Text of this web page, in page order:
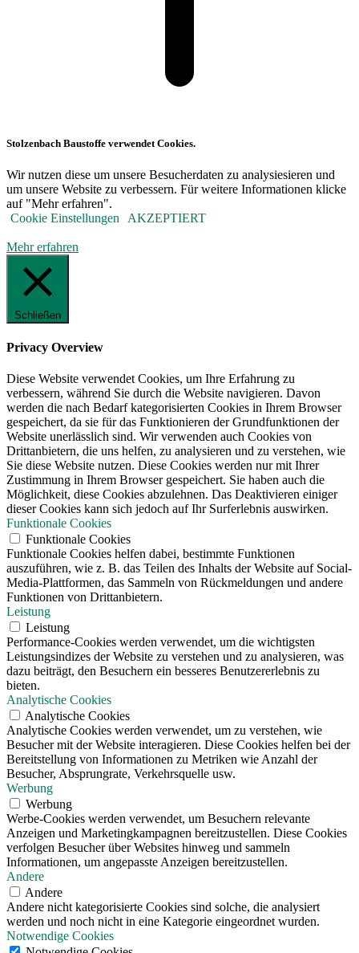
Stolzenbach Baustoffe verwendet Cookies.
Wir nutzen diese um unsere Besucherdaten zu analysiesieren und
um unsere Website zu verbessern. Für weitere Informationen klicke
auf "Mehr erfahren".
Cookie Einstellungen
AKZEPTIERT
Mehr erfahren
Schließen
Privacy Overview
Diese Website verwendet Cookies, um Ihre Erfahrung zu
verbessern, während Sie durch die Website navigieren. Davon
werden die nach Bedarf kategorisierten Cookies in Ihrem Browser
gespeichert, da sie für das Funktionieren der Grundfunktionen der
Website unerlässlich sind. Wir verwenden auch Cookies von
Drittanbietern, die uns helfen, zu analysieren und zu verstehen, wie
Sie diese Website nutzen. Diese Cookies werden nur mit Ihrer
Zustimmung in Ihrem Browser gespeichert. Sie haben auch die
Möglichkeit, diese Cookies abzulehnen. Das Deaktivieren einiger
dieser Cookies kann sich jedoch auf Ihr Surferlebnis auswirken.
Funktionale Cookies
Funktionale Cookies
Funktionale Cookies helfen dabei, bestimmte Funktionen
auszuführen, wie z. B. das Teilen des Inhalts der Website auf Social-
Media-Plattformen, das Sammeln von Rückmeldungen und andere
Funktionen von Drittanbietern.
Leistung
Leistung
Performance-Cookies werden verwendet, um die wichtigsten
Leistungsindizes der Website zu verstehen und zu analysieren, was
dazu beiträgt, den Besuchern ein besseres Benutzererlebnis zu
bieten.
Analytische Cookies
Analytische Cookies
Analytische Cookies werden verwendet, um zu verstehen, wie
Besucher mit der Website interagieren. Diese Cookies helfen bei der
Bereitstellung von Informationen zu Metriken wie Anzahl der
Besucher, Absprungrate, Verkehrsquelle usw.
Werbung
Werbung
Werbe-Cookies werden verwendet, um Besuchern relevante
Anzeigen und Marketingkampagnen bereitzustellen. Diese Cookies
verfolgen Besucher über Websites hinweg und sammeln
Informationen, um angepasste Anzeigen bereitzustellen.
Andere
Andere
Andere nicht kategorisierte Cookies sind solche, die analysiert
werden und noch nicht in eine Kategorie eingeordnet wurden.
Notwendige Cookies